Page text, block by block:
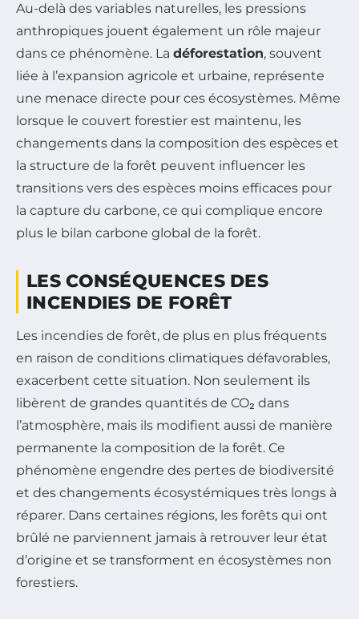
Au-delà des variables naturelles, les pressions
anthropiques jouent également un rôle majeur
dans ce phénomène. La déforestation, souvent
liée à l’expansion agricole et urbaine, représente
une menace directe pour ces écosystèmes. Même
lorsque le couvert forestier est maintenu, les
changements dans la composition des espèces et
la structure de la forêt peuvent influencer les
transitions vers des espèces moins efficaces pour
la capture du carbone, ce qui complique encore
plus le bilan carbone global de la forêt.
LES CONSÉQUENCES DES
INCENDIES DE FORÊT
Les incendies de forêt, de plus en plus fréquents
en raison de conditions climatiques défavorables,
exacerbent cette situation. Non seulement ils
libèrent de grandes quantités de CO₂ dans
l’atmosphère, mais ils modifient aussi de manière
permanente la composition de la forêt. Ce
phénomène engendre des pertes de biodiversité
et des changements écosystémiques très longs à
réparer. Dans certaines régions, les forêts qui ont
brûlé ne parviennent jamais à retrouver leur état
d’origine et se transforment en écosystèmes non
forestiers.